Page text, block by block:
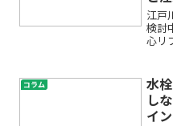
ント
江戸
検討
心リ
キ
や
いけ
くて
コラム
水
し
イ